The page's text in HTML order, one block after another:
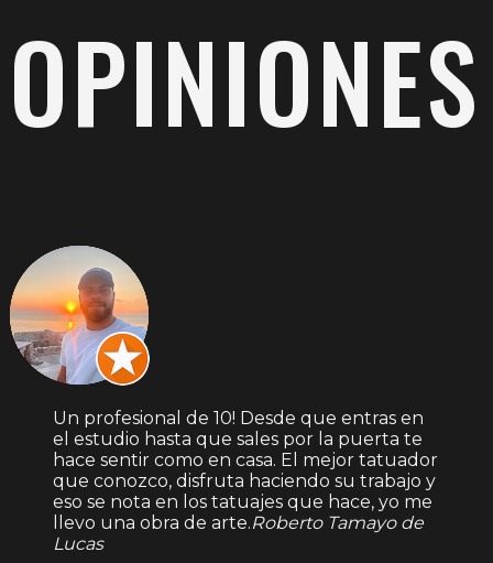
OPINIONES
Un profesional de 10! Desde que entras en
el estudio hasta que sales por la puerta te
hace sentir como en casa. El mejor tatuador
que conozco, disfruta haciendo su trabajo y
eso se nota en los tatuajes que hace, yo me
llevo una obra de arte.Roberto Tamayo de
Lucas